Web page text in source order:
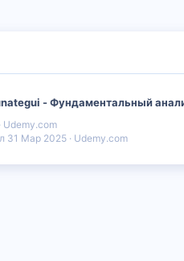
- Фундаментальный
Udemy.com
Udemy.com
31 Мар 2025
почта